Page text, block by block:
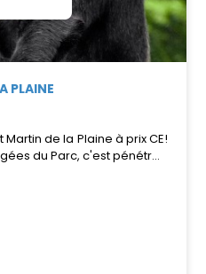
PLAINE
de la Plaine à prix CE!
du Parc, c'est pénétr...